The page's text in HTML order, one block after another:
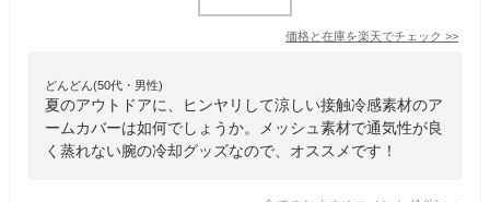
価格と在庫を楽天でチェック >>
どんどん(50代・男性)
夏のアウトドアに、ヒンヤリして涼しい接触冷感素材のア
ームカバーは如何でしょうか。メッシュ素材で通気性が良
く蒸れない腕の冷却グッズなので、オススメです！